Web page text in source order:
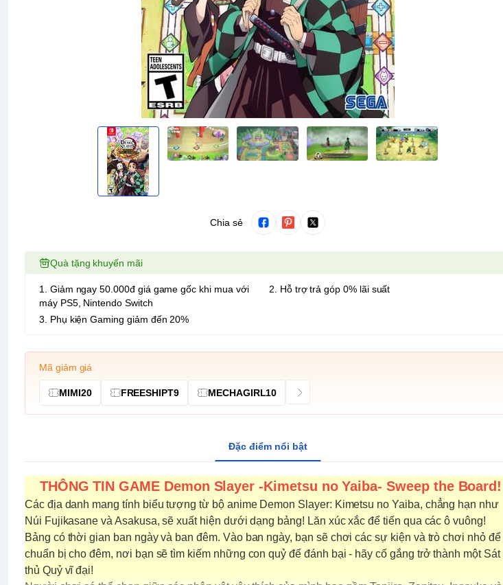
Chia sẻ
Quà tặng khuyến mãi
1. Giảm ngay 50.000đ giá game gốc khi mua với
máy PS5, Nintendo Switch
2. Hỗ trợ trả góp 0% lãi suất
3. Phụ kiện Gaming giảm đến 20%
Mã giảm giá
MIMI20 FREESHIPT9 MECHAGIRL10
Đặc điểm nổi bật
THÔNG TIN GAME Demon Slayer -Kimetsu no Yaiba- Sweep the Board!
Các địa danh mang tính biểu tượng từ bộ anime Demon Slayer: Kimetsu no Yaiba, chẳng hạn như
Núi Fujikasane và Asakusa, sẽ xuất hiện dưới dạng bảng! Lăn xúc xắc để tiến qua các ô vuông!
Bảng có thời gian ban ngày và ban đêm. Vào ban ngày, bạn sẽ chơi các sự kiện và trò chơi nhỏ để
chuẩn bị cho đêm, nơi bạn sẽ tìm kiếm những con quỷ để đánh bại - hãy cố gắng trở thành một Sát
thủ Quỷ vĩ đại!